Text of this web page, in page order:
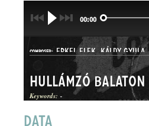
00:00
COMPOSER: ERKEL ELEK,KÁLDY GYULA
Keywords: -